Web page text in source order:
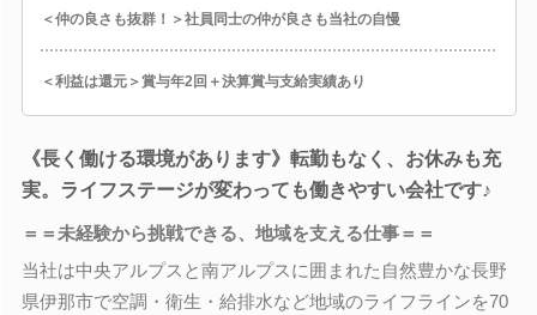
＜仲の良さも抜群！＞社員同士の仲が良さも当社の自慢
＜利益は還元＞賞与年2回＋決算賞与支給実績あり
《長く働ける環境があります》転勤もなく、お休みも充
実。ライフステージが変わっても働きやすい会社です♪
＝＝未経験から挑戦できる、地域を支える仕事＝＝
当社は中央アルプスと南アルプスに囲まれた自然豊かな長野
県伊那市で空調・衛生・給排水など地域のライフラインを70